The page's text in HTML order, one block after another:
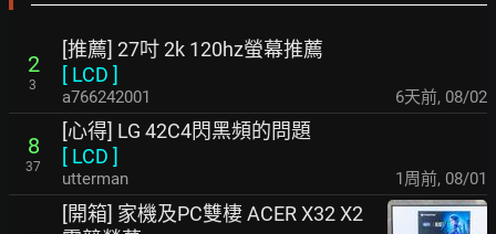
2
3
[推薦] 27吋 2k 120hz螢幕推薦
[ LCD ]
a766242001 6天前, 08/02
8
37
[心得] LG 42C4閃黑頻的問題
[ LCD ]
utterman 1周前, 08/01
[開箱] 家機及PC雙棲 ACER X32 X2